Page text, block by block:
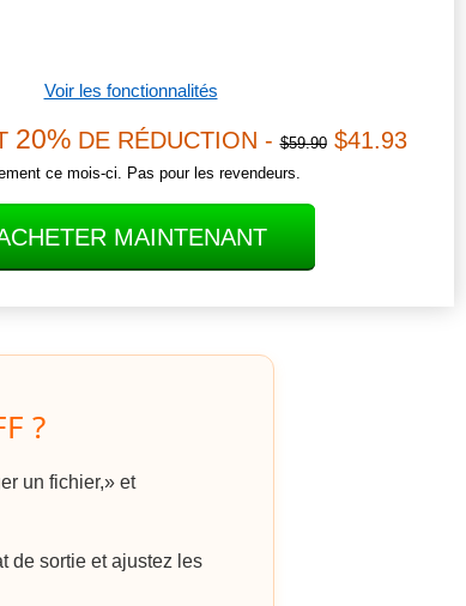
Voir les fonctionnalités
20%DE RÉDUCTION -$59.90$41.93
ce mois-ci. Pas pour les revendeurs.
MAINTENANT
?
un fichier,» et
de sortie et ajustez les